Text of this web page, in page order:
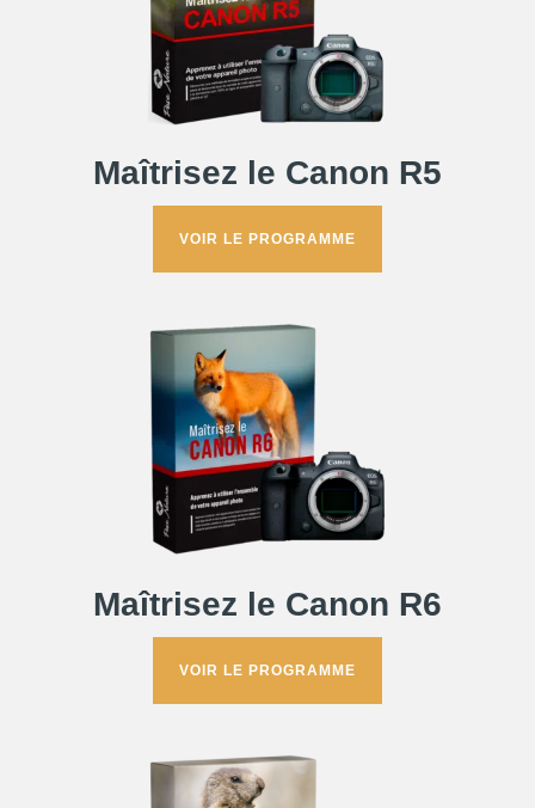
Maîtrisez le Canon R5
VOIR LE PROGRAMME
Maîtrisez le Canon R6
VOIR LE PROGRAMME